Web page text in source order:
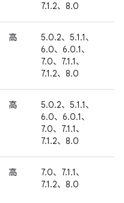
7.1.2、8.0
高
5.0.2、5.1.1、
6.0、6.0.1、
7.0、7.1.1、
7.1.2、8.0
高
5.0.2、5.1.1、
6.0、6.0.1、
7.0、7.1.1、
7.1.2、8.0
高
7.0、7.1.1、
7.1.2、8.0